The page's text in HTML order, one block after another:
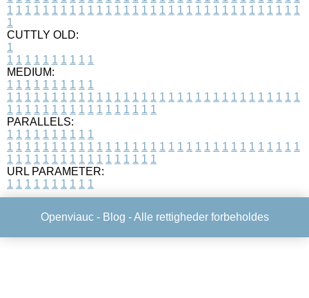
1 1 1 1 1 1 1 1 1 1 1 1 1 1 1 1 1 1 1 1 1 1 1 1 1 1 1 1 1 1 1 1 1
1
CUTTLY OLD:
1
1 1 1 1 1 1 1 1 1 1
MEDIUM:
1 1 1 1 1 1 1 1 1 1
1 1 1 1 1 1 1 1 1 1 1 1 1 1 1 1 1 1 1 1 1 1 1 1 1 1 1 1 1 1 1 1 1
1 1 1 1 1 1 1 1 1 1 1 1 1 1 1 1 1
PARALLELS:
1 1 1 1 1 1 1 1 1 1
1 1 1 1 1 1 1 1 1 1 1 1 1 1 1 1 1 1 1 1 1 1 1 1 1 1 1 1 1 1 1 1 1
1 1 1 1 1 1 1 1 1 1 1 1 1 1 1 1 1
URL PARAMETER:
1 1 1 1 1 1 1 1 1 1
Openviauc - Blog - Alle rettigheder forbeholdes